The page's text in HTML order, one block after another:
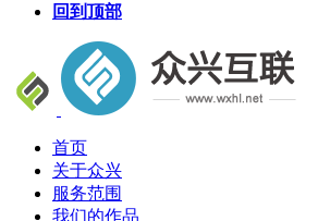
回到顶部
首页
关于众兴
服务范围
我们的作品